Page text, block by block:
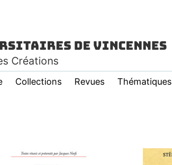
de Vincennes
Créations
Collections Revues Thématiques